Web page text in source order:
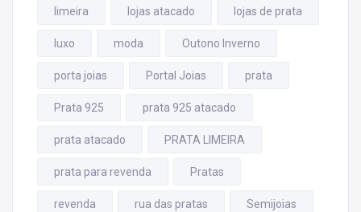
limeira lojas atacado lojas de prata
luxo moda Outono Inverno
porta joias Portal Joias prata
Prata 925 prata 925 atacado
prata atacado PRATA LIMEIRA
prata para revenda Pratas
revenda rua das pratas Semijoias